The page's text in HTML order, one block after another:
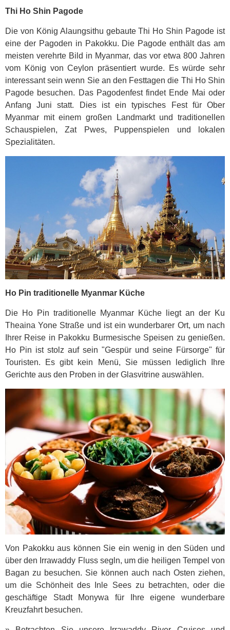
Thi Ho Shin Pagode
Die von König Alaungsithu gebaute Thi Ho Shin Pagode ist
eine der Pagoden in Pakokku. Die Pagode enthält das am
meisten verehrte Bild in Myanmar, das vor etwa 800 Jahren
vom König von Ceylon präsentiert wurde. Es würde sehr
interessant sein wenn Sie an den Festtagen die Thi Ho Shin
Pagode besuchen. Das Pagodenfest findet Ende Mai oder
Anfang Juni statt. Dies ist ein typisches Fest für Ober
Myanmar mit einem großen Landmarkt und traditionellen
Schauspielen, Zat Pwes, Puppenspielen und lokalen
Spezialitäten.
Ho Pin traditionelle Myanmar Küche
Die Ho Pin traditionelle Myanmar Küche liegt an der Ku
Theaina Yone Straße und ist ein wunderbarer Ort, um nach
Ihrer Reise in Pakokku Burmesische Speisen zu genießen.
Ho Pin ist stolz auf sein "Gespür und seine Fürsorge" für
Touristen. Es gibt kein Menü, Sie müssen lediglich Ihre
Gerichte aus den Proben in der Glasvitrine auswählen.
Von Pakokku aus können Sie ein wenig in den Süden und
über den Irrawaddy Fluss segln, um die heiligen Tempel von
Bagan zu besuchen. Sie können auch nach Osten ziehen,
um die Schönheit des Inle Sees zu betrachten, oder die
geschäftige Stadt Monywa für Ihre eigene wunderbare
Kreuzfahrt besuchen.